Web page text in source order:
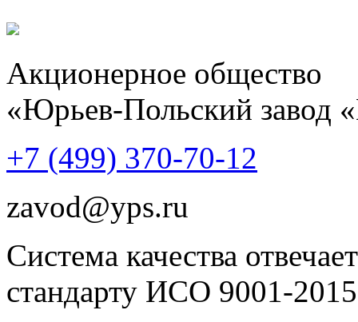
Акционерное общество
«Юрьев-Польский завод
+7 (499) 370-70-12
zavod@yps.ru
Система качества отвечает
стандарту ИСО 9001-2015